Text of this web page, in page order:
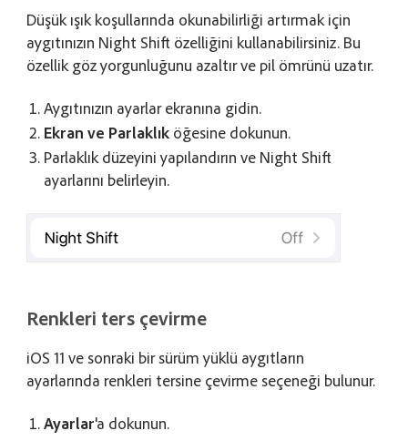
Düşük ışık koşullarında okunabilirliği artırmak için
aygıtınızın Night Shift özelliğini kullanabilirsiniz. Bu
özellik göz yorgunluğunu azaltır ve pil ömrünü uzatır.
Aygıtınızın ayarlar ekranına gidin.
Ekran ve Parlaklık öğesine dokunun.
Parlaklık düzeyini yapılandırın ve Night Shift
ayarlarını belirleyin.
Renkleri ters çevirme
iOS 11 ve sonraki bir sürüm yüklü aygıtların
ayarlarında renkleri tersine çevirme seçeneği bulunur.
Ayarlar'a dokunun.